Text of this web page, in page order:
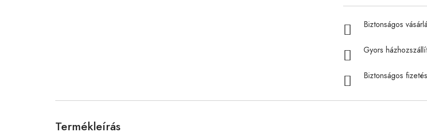
Biztonságos
Gyors
Biztonságos
Termékleírás